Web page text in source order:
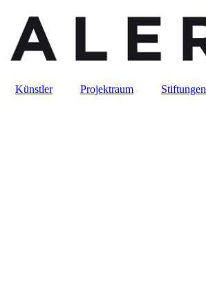
Künstler Projektraum Stiftungen